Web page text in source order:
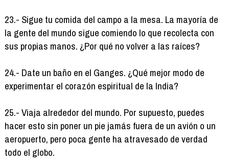
23.- Sigue tu comida del campo a la mesa. La mayoría de
la gente del mundo sigue comiendo lo que recolecta con
sus propias manos. ¿Por qué no volver a las raíces?
24.- Date un baño en el Ganges. ¿Qué mejor modo de
experimentar el corazón espiritual de la India?
25.- Viaja alrededor del mundo. Por supuesto, puedes
hacer esto sin poner un pie jamás fuera de un avión o un
aeropuerto, pero poca gente ha atravesado de verdad
todo el globo.